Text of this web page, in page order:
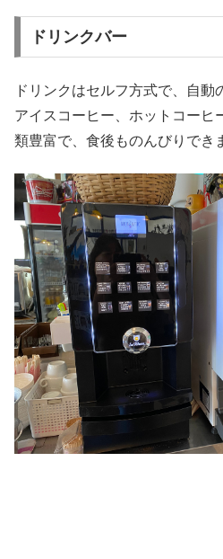
ドリンクバー
ドリンクはセルフ方式で、自動
アイスコーヒー、ホットコーヒ
類豊富で、食後ものんびりでき